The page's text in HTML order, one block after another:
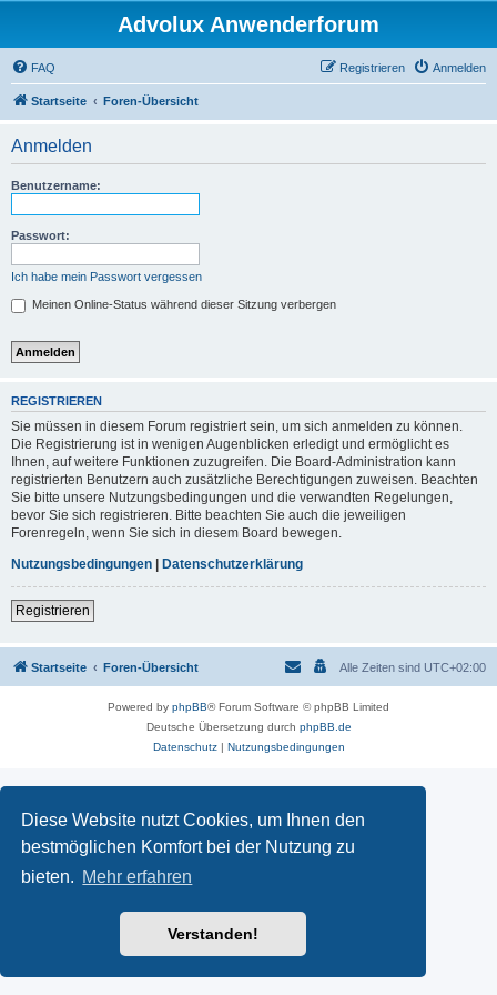
Diese Website nutzt Cookies, um Ihnen den
bestmöglichen Komfort bei der Nutzung zu
bieten. Mehr erfahren
Verstanden!
Advolux Anwenderforum
FAQ Anmelden
Registrieren
Startseite Foren-Übersicht
Anmelden
Benutzername:
Passwort:
Ich habe mein Passwort vergessen
Meinen Online-Status während dieser Sitzung verbergen
REGISTRIEREN
Sie müssen in diesem Forum registriert sein, um sich anmelden zu können.
Die Registrierung ist in wenigen Augenblicken erledigt und ermöglicht es
Ihnen, auf weitere Funktionen zuzugreifen. Die Board-Administration kann
registrierten Benutzern auch zusätzliche Berechtigungen zuweisen. Beachten
Sie bitte unsere Nutzungsbedingungen und die verwandten Regelungen,
bevor Sie sich registrieren. Bitte beachten Sie auch die jeweiligen
Forenregeln, wenn Sie sich in diesem Board bewegen.
Nutzungsbedingungen
Datenschutzerklärung
Registrieren
Startseite Foren-Übersicht Alle Zeiten sind UTC+02:00
Powered by phpBB® Forum Software © phpBB Limited
Deutsche Übersetzung durch phpBB.de
Datenschutz| Nutzungsbedingungen